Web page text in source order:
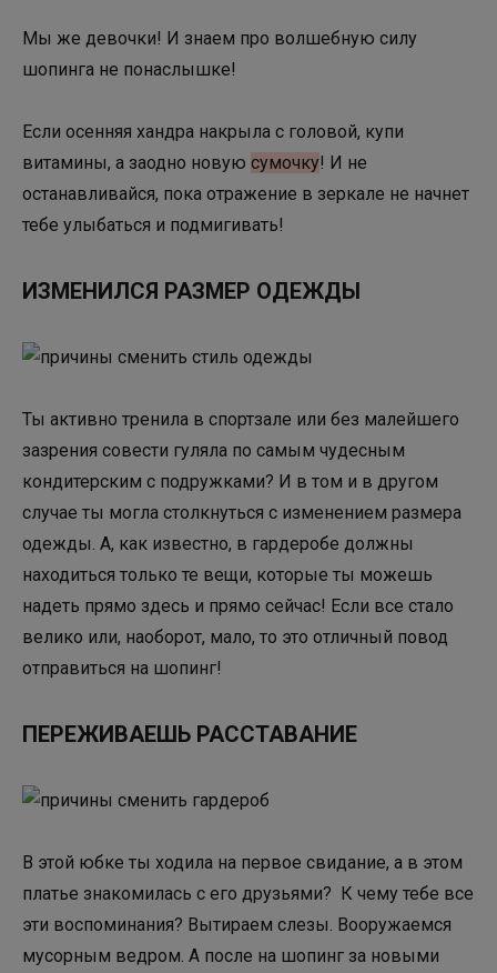
Мы же девочки! И знаем про волшебную силу
шопинга не понаслышке!
Если осенняя хандра накрыла с головой, купи
витамины, а заодно новую сумочку! И не
останавливайся, пока отражение в зеркале не начнет
тебе улыбаться и подмигивать!
ИЗМЕНИЛСЯ РАЗМЕР ОДЕЖДЫ
Ты активно тренила в спортзале или без малейшего
зазрения совести гуляла по самым чудесным
кондитерским с подружками? И в том и в другом
случае ты могла столкнуться с изменением размера
одежды. А, как известно, в гардеробе должны
находиться только те вещи, которые ты можешь
надеть прямо здесь и прямо сейчас! Если все стало
велико или, наоборот, мало, то это отличный повод
отправиться на шопинг!
ПЕРЕЖИВАЕШЬ РАССТАВАНИЕ
В этой юбке ты ходила на первое свидание, а в этом
платье знакомилась с его друзьями? К чему тебе все
эти воспоминания? Вытираем слезы. Вооружаемся
мусорным ведром. А после на шопинг за новыми